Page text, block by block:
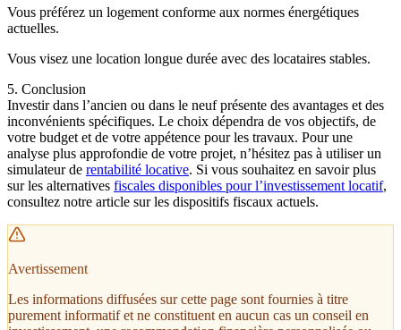
Vous préférez un logement conforme aux normes énergétiques
actuelles.
Vous visez une location longue durée avec des locataires stables.
5. Conclusion
Investir dans l’ancien ou dans le neuf présente des avantages et des
inconvénients spécifiques. Le choix dépendra de vos objectifs, de
votre budget et de votre appétence pour les travaux. Pour une
analyse plus approfondie de votre projet, n’hésitez pas à utiliser un
simulateur de rentabilité locative. Si vous souhaitez en savoir plus
sur les alternatives fiscales disponibles pour l’investissement locatif,
consultez notre article sur les dispositifs fiscaux actuels.
Avertissement
Les informations diffusées sur cette page sont fournies à titre
purement informatif et ne constituent en aucun cas un conseil en